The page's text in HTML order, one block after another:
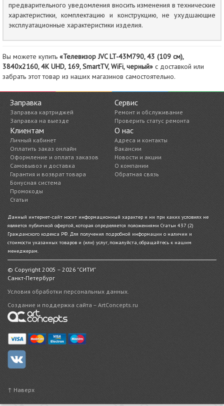
предварительного уведомления вносить изменения в технические
характеристики, комплектацию и конструкцию, не ухудшающие
эксплуатационные характеристики изделия.
Вы можете купить «Телевизор JVC LT-43M790, 43 (109 см),
3840x2160, 4К UHD, 169, SmartTV, WiFi, черный» с доставкой или
забрать этот товар из наших магазинов самостоятельно.
Заправка
Заправка картриджей
Заправка на выезде
Сервис
Ремонт и обслуживание
Проверить статус ремонта
Клиентам
Личный кабинет
Оплатить заказ онлайн
Оформление и оплата заказов
Самовывоз и доставка
Гарантия и возврат товара
Бонусная система
Промокоды
Статьи
О нас
Адреса и контакты
Вакансии
Новости и акции
О компании
Обратная связь
Данный интернет-сайт носит информационный характер и ни при каких условиях не
является публичной офертой, которая определяется положениями Статьи 437 (2)
Гражданского кодекса РФ. Для получения подробной информации о наличии и
стоимости указанных товаров и (или) услуг, пожалуйста, обращайтесь к нашим
менеджерам.
© Copyright 2005 – 2026 "СИТИ"
Санкт-Петербург
Условия обработки персональных данных.
Создание и поддержка сайта – ArtConcepts.ru
↑ Наверх